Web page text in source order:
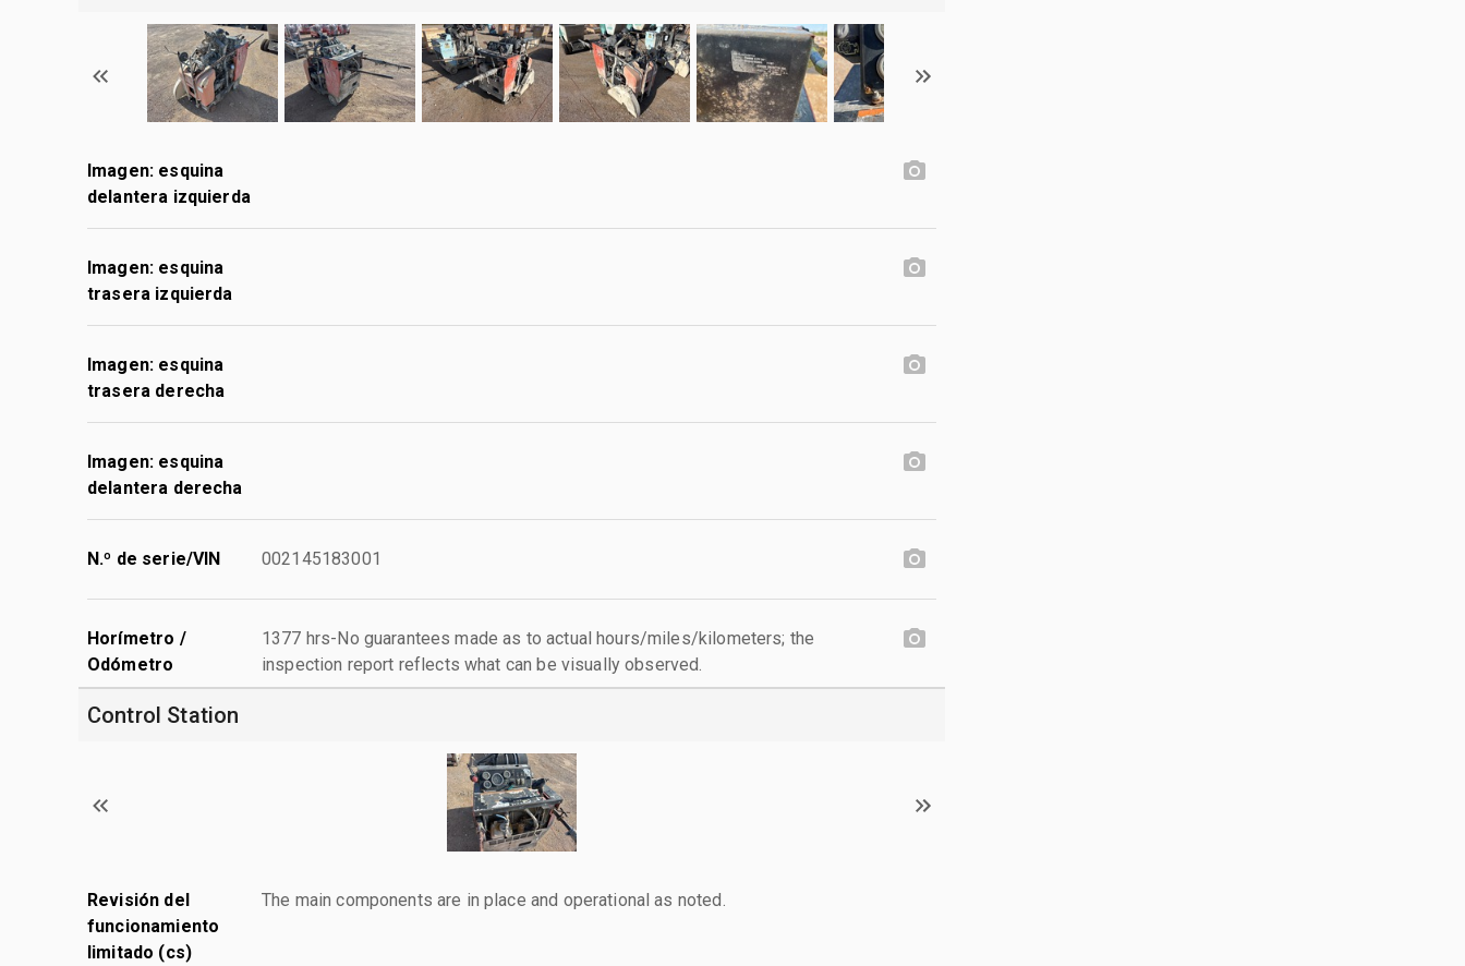
Imagen: esquina
delantera izquierda
Imagen: esquina
trasera izquierda
Imagen: esquina
trasera derecha
Imagen: esquina
delantera derecha
N.º de serie/VIN 002145183001
Horímetro /
Odómetro
1377 hrs-No guarantees made as to actual hours/miles/kilometers; the
inspection report reflects what can be visually observed.
Control Station
Revisión del
funcionamiento
limitado (cs)
The main components are in place and operational as noted.